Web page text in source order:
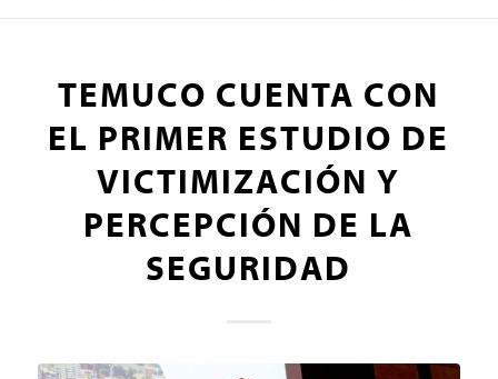
TEMUCO CUENTA CON
EL PRIMER ESTUDIO DE
VICTIMIZACIÓN Y
PERCEPCIÓN DE LA
SEGURIDAD